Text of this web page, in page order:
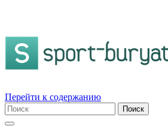
Перейти к содержанию